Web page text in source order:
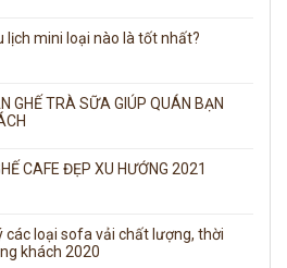
lịch mini loại nào là tốt nhất?
GHẾ TRÀ SỮA GIÚP QUÁN BẠN
CAFE ĐẸP XU HƯỚNG 2021
các loại sofa vải chất lượng, thời
khách 2020